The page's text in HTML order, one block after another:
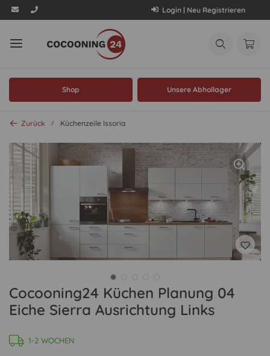
Login | Neu Registrieren
Shop Unsere Abhollager
Zurück Küchenzeile Issoria
Cocooning24 Küchen Planung 04
Eiche Sierra Ausrichtung Links
1-2 WOCHEN